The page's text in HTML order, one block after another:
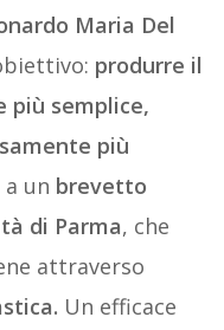
Maria Del
produrre il
più semplice,
più
un brevetto
di Parma, che
attraverso
Un efficace